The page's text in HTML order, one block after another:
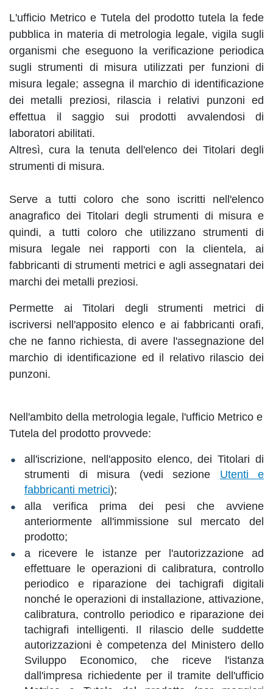
L'ufficio Metrico e Tutela del prodotto tutela la fede
pubblica in materia di metrologia legale, vigila sugli
organismi che eseguono la verificazione periodica
sugli strumenti di misura utilizzati per funzioni di
misura legale; assegna il marchio di identificazione
dei metalli preziosi, rilascia i relativi punzoni ed
effettua il saggio sui prodotti avvalendosi di
laboratori abilitati.
Altresì, cura la tenuta dell'elenco dei Titolari degli
strumenti di misura.
Serve a tutti coloro che sono iscritti nell'elenco
anagrafico dei Titolari degli strumenti di misura e
quindi, a tutti coloro che utilizzano strumenti di
misura legale nei rapporti con la clientela, ai
fabbricanti di strumenti metrici e agli assegnatari dei
marchi dei metalli preziosi.
Permette ai Titolari degli strumenti metrici di
iscriversi nell'apposito elenco e ai fabbricanti orafi,
che ne fanno richiesta, di avere l'assegnazione del
marchio di identificazione ed il relativo rilascio dei
punzoni.
Nell'ambito della metrologia legale, l'ufficio Metrico e
Tutela del prodotto provvede:
all'iscrizione, nell'apposito elenco, dei Titolari di
strumenti di misura (vedi sezione Utenti e
fabbricanti metrici);
alla verifica prima dei pesi che avviene
anteriormente all'immissione sul mercato del
prodotto;
a ricevere le istanze per l'autorizzazione ad
effettuare le operazioni di calibratura, controllo
periodico e riparazione dei tachigrafi digitali
nonché le operazioni di installazione, attivazione,
calibratura, controllo periodico e riparazione dei
tachigrafi intelligenti. Il rilascio delle suddette
autorizzazioni è competenza del Ministero dello
Sviluppo Economico, che riceve l'istanza
dall'impresa richiedente per il tramite dell'ufficio